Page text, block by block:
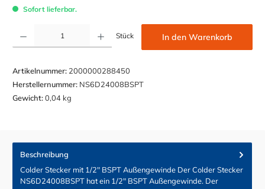
Sofort lieferbar.
Stück In den Warenkorb
Artikelnummer: 2000000288450
Herstellernummer: NS6D24008BSPT
Gewicht:0,04 kg
Beschreibung
Colder Stecker mit 1/2" BSPT Außengewinde Der Colder Stecker
NS6D24008BSPT hat ein 1/2" BSPT Außengewinde. Der